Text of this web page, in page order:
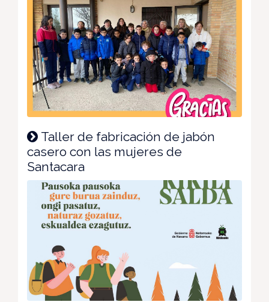
Taller de fabricación de jabón
casero con las mujeres de
Santacara